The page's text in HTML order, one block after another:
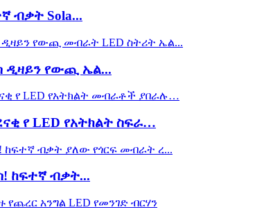
ብቃት Sola...
ዲዛይን የውጪ ኤል...
የ LED የአትክልት ስፍራ…
ከፍተኛ ብቃት...